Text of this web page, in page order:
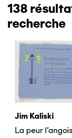
138
recherche
Jim Kaliski
La peur